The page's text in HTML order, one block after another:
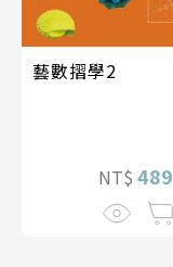
藝數摺學2
NT$ 489